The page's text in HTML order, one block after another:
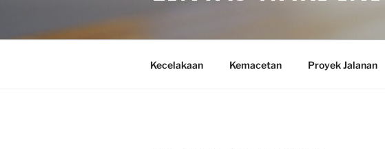
Kecelakaan Kemacetan Proyek Jalanan